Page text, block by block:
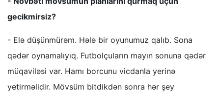
gecikmirsiz?
- Elə düşünmürəm. Hələ bir oyunumuz qalıb. Sona
qədər oynamalıyıq. Futbolçuların mayın sonuna qədər
müqaviləsi var. Hamı borcunu vicdanla yerinə
yetirməlidir. Mövsüm bitdikdən sonra hər şey